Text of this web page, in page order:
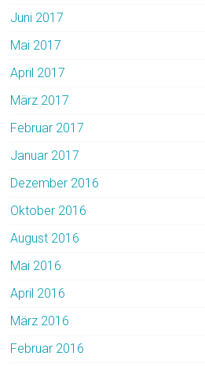
Juni 2017
Mai 2017
April 2017
März 2017
Februar 2017
Januar 2017
Dezember 2016
Oktober 2016
August 2016
Mai 2016
April 2016
März 2016
Februar 2016